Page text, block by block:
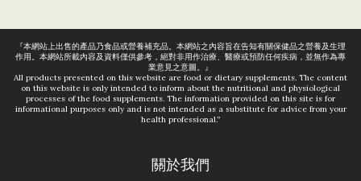
『本網站上出售的產品乃食品或營養補充品。 本網站之內容旨在告知有關保健品之營養及生理
作用。 本網站所載內容及資料僅供參考，絕對非用作治療、 醫療或預防任何疾病，並無作為專
業意見之意圖。』
All products presented on this website are food or dietary supplements. The content
on this website is only intended to inform about the nutritional and physiological
processes of the food supplements. The information provided on this site is for
informational purposes only and is not intended as a substitute for advice from your
health professional.”
關於我們